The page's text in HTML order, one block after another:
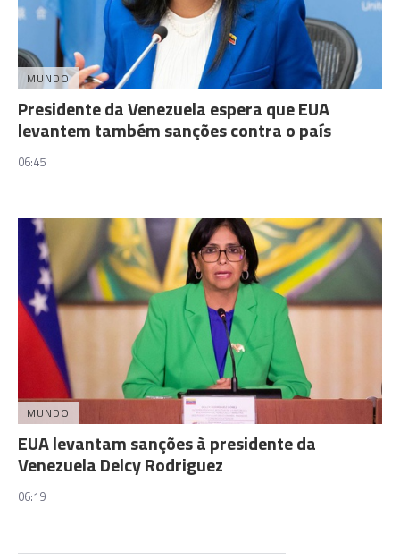
MUNDO
Presidente da Venezuela espera que EUA
levantem também sanções contra o país
06:45
MUNDO
EUA levantam sanções à presidente da
Venezuela Delcy Rodriguez
06:19